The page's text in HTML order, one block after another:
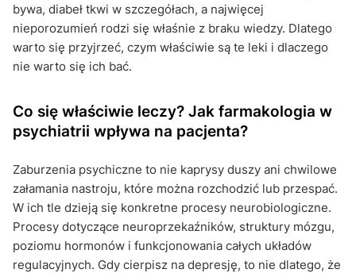
bywa, diabeł tkwi w szczegółach, a najwięcej
nieporozumień rodzi się właśnie z braku wiedzy. Dlatego
warto się przyjrzeć, czym właściwie są te leki i dlaczego
nie warto się ich bać.
Co się właściwie leczy? Jak farmakologia w
psychiatrii wpływa na pacjenta?
Zaburzenia psychiczne to nie kaprysy duszy ani chwilowe
załamania nastroju, które można rozchodzić lub przespać.
W ich tle dzieją się konkretne procesy neurobiologiczne.
Procesy dotyczące neuroprzekaźników, struktury mózgu,
poziomu hormonów i funkcjonowania całych układów
regulacyjnych. Gdy cierpisz na depresję, to nie dlatego, że